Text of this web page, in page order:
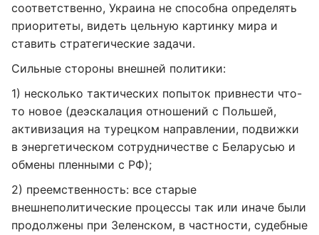
соответственно, Украина не способна определять
приоритеты, видеть цельную картинку мира и
ставить стратегические задачи.
Сильные стороны внешней политики:
1) несколько тактических попыток привнести что-
то новое (деэскалация отношений с Польшей,
активизация на турецком направлении, подвижки
в энергетическом сотрудничестве с Беларусью и
обмены пленными с РФ);
2) преемственность: все старые
внешнеполитические процессы так или иначе были
продолжены при Зеленском, в частности, судебные